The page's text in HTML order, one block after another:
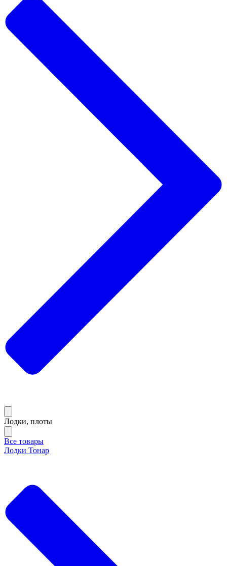
Лодки, плоты
Все товары
Лодки Тонар